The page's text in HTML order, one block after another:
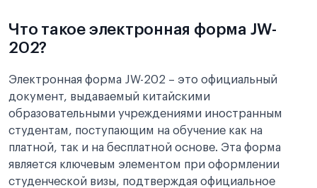
Что такое электронная форма JW-
202?
Электронная форма JW-202 – это официальный
документ, выдаваемый китайскими
образовательными учреждениями иностранным
студентам, поступающим на обучение как на
платной, так и на бесплатной основе. Эта форма
является ключевым элементом при оформлении
студенческой визы, подтверждая официальное